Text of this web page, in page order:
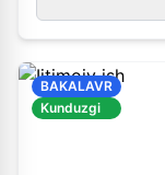
BAKALAVR
Kunduzgi